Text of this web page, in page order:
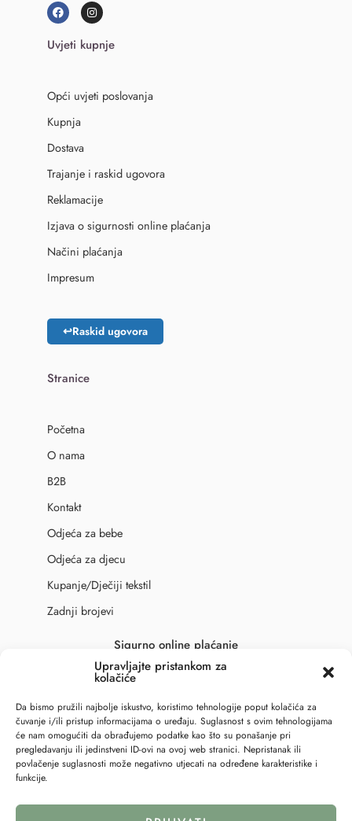
Upravljajte pristankom za
kolačiće
Da bismo pružili najbolje iskustvo, koristimo tehnologije poput kolačića za
čuvanje i/ili pristup informacijama o uređaju. Suglasnost s ovim tehnologijama
će nam omogućiti da obrađujemo podatke kao što su ponašanje pri
pregledavanju ili jedinstveni ID-ovi na ovoj web stranici. Nepristanak ili
povlačenje suglasnosti može negativno utjecati na određene karakteristike i
funkcije.
Uvjeti kupnje
Opći uvjeti poslovanja
Kupnja
Dostava
Trajanje i raskid ugovora
Reklamacije
Izjava o sigurnosti online plaćanja
Načini plaćanja
Impresum
↩Raskid ugovora
Stranice
Početna
O nama
B2B
Kontakt
Odjeća za bebe
Odjeća za djecu
Kupanje/Dječiji tekstil
Zadnji brojevi
Sigurno online plaćanje